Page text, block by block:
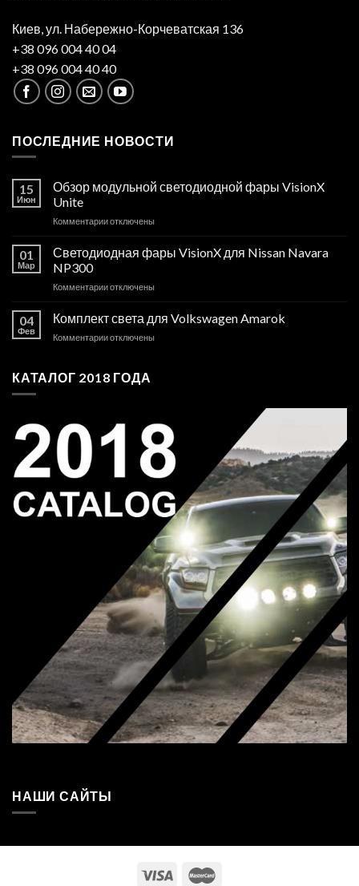
Киев, ул. Набережно-Корчеватская 136
+38 096 004 40 04
+38 096 004 40 40
ПОСЛЕДНИЕ НОВОСТИ
15
Июн
Обзор модульной светодиодной фары VisionX
Unite
Комментариик
модульной
фары
Unite
отключены
01
Мар
Светодиодная фары VisionX для Nissan Navara
NP300
Комментариик
VisionX
Navara
отключены
04
Фев
Комплект света для Volkswagen Amarok
Комментариик
света
отключены
КАТАЛОГ 2018 ГОДА
НАШИ САЙТЫ